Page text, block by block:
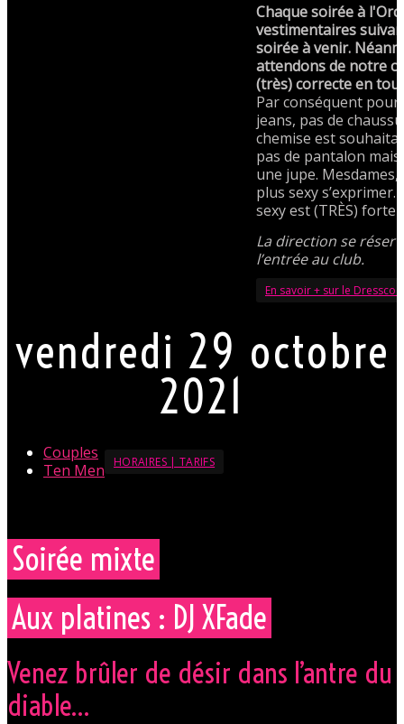
Chaque soirée à
vestimentaires
soirée à venir.
attendons de notre
(très) correcte en
Par conséquent
jeans, pas de
chemise est
pas de pantalon
une jupe.
plus sexy
sexy est (TRÈS)
La direction se
l’entrée au club.
En savoir + sur le
vendredi 29 octobre
2021
Couples
Ten Men
HORAIRES | TARIFS
Soirée mixte
Aux platines : DJ XFade
Venez brûler de désir dans l’antre du
diable…